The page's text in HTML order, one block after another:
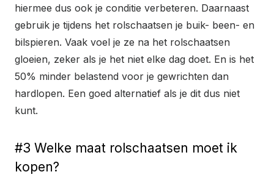
hiermee dus ook je conditie verbeteren. Daarnaast
gebruik je tijdens het rolschaatsen je buik- been- en
bilspieren. Vaak voel je ze na het rolschaatsen
gloeien, zeker als je het niet elke dag doet. En is het
50% minder belastend voor je gewrichten dan
hardlopen. Een goed alternatief als je dit dus niet
kunt.
#3 Welke maat rolschaatsen moet ik
kopen?